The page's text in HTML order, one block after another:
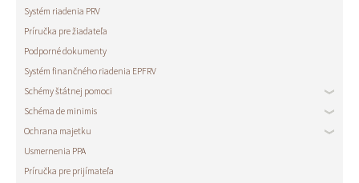
Systém riadenia PRV
Príručka pre žiadateľa
Podporné dokumenty
Systém finančného riadenia EPFRV
Schémy štátnej pomoci
Schéma de minimis
Ochrana majetku
Usmernenia PPA
Príručka pre prijímateľa